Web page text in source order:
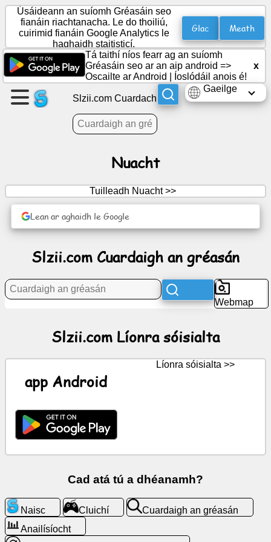
Cruthaigh
leathanach
Cruthaigh
grúpa
oibre
Nuacht
in
Vicí
Cuardaigh
an
Úsáideann an suíomh Gréasáin seo
fianáin riachtanacha. Le do thoiliú,
cuirimid fianáin Google Analytics le
haghaidh staitisticí.
Glac Meath
Tá taithí níos fearr ag an suíomh
Gréasáin seo ar an aip android =>
Oscailte ar Android
Íoslódáil anois é!
x
Gaeilge
Slzii.com Cuardach
Nuacht
Tuilleadh Nuacht >>
Lean ar aghaidh le Google
Slzii.com Cuardaigh an gréasán
Webmap
Slzii.com Líonra sóisialta
app Android
Líonra sóisialta >>
Cad atá tú a dhéanamh?
Naisc Cluichí
Cuardaigh an gréasán
Anailísíocht